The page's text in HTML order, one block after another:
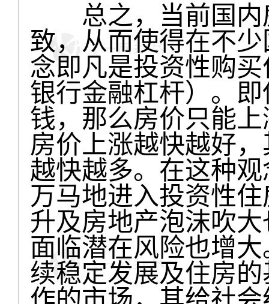
总之，当前国内
致，从而使得在不
念即凡是投资性购
银行金融杠杆）。
钱，那么房价只能
房价上涨越快越好
越快越多。在这种
万马地进入投资性
升及房地产泡沫吹
面临潜在风险也增
续稳定发展及住房